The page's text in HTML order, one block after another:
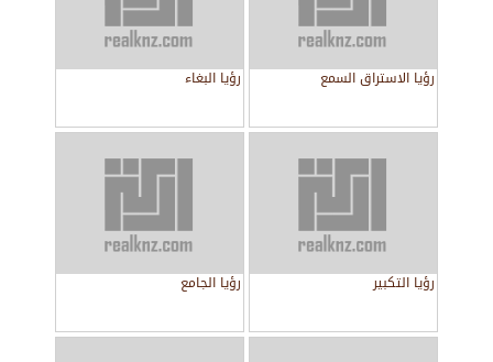
رؤيا الاستراق السمع رؤيا البغاء
رؤيا التكبير رؤيا الجامع